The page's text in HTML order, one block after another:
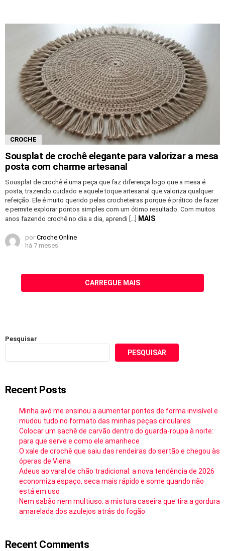
CROCHE
Sousplat de crochê elegante para valorizar a mesa
posta com charme artesanal
Sousplat de crochê é uma peça que faz diferença logo que a mesa é
posta, trazendo cuidado e aquele toque artesanal que valoriza qualquer
refeição. Ele é muito querido pelas crocheteiras porque é prático de fazer
e permite explorar pontos simples com um ótimo resultado. Com muitos
anos fazendo crochê no dia a dia, aprendi […]
MAIS
por Croche Online
há 7 meses
CARREGUE MAIS
Pesquisar
PESQUISAR
Recent Posts
Minha avó me ensinou a aumentar pontos de forma invisível e
mudou tudo no formato das minhas peças circulares
Colocar um sachê de carvão dentro do guarda-roupa à noite:
para que serve e como ele amanhece
O xale de crochê que saiu das rendeiras do sertão e chegou às
óperas de Viena
Adeus ao varal de chão tradicional: a nova tendência de 2026
economiza espaço, seca mais rápido e some quando não
está em uso
Nem sabão nem multiuso: a mistura caseira que tira a gordura
amarelada dos azulejos atrás do fogão
Recent Comments